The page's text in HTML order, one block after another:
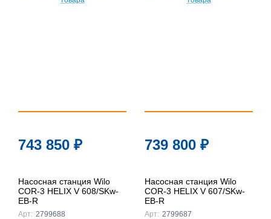
743 850 ₽
Насосная станция Wilo
COR-3 HELIX V 608/SKw-
EB-R
Арт: 2799688
739 800 ₽
Насосная станция Wilo
COR-3 HELIX V 607/SKw-
EB-R
Арт: 2799687